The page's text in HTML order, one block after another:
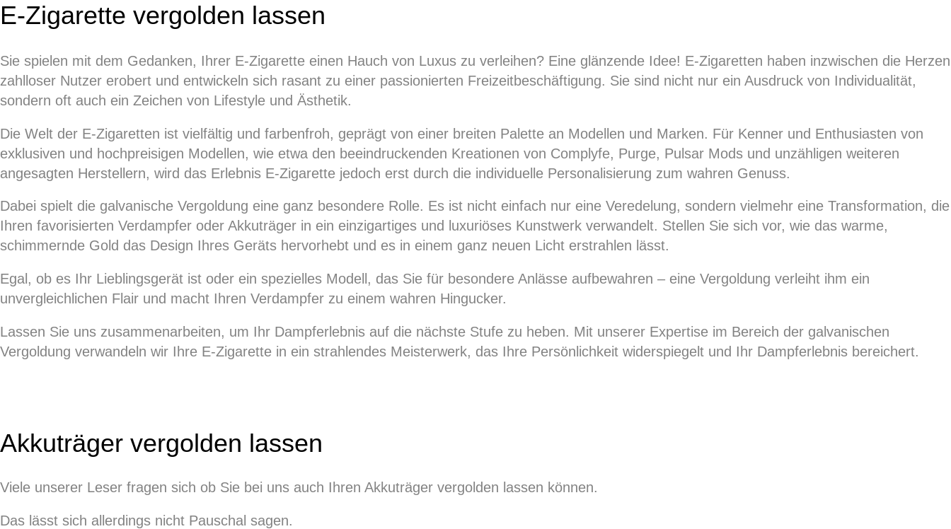
E-Zigarette vergolden lassen
Sie spielen mit dem Gedanken, Ihrer E-Zigarette einen Hauch von Luxus zu verleihen? Eine glänzende Idee! E-Zigaretten haben inzwischen die Herzen
zahlloser Nutzer erobert und entwickeln sich rasant zu einer passionierten Freizeitbeschäftigung. Sie sind nicht nur ein Ausdruck von Individualität,
sondern oft auch ein Zeichen von Lifestyle und Ästhetik.
Die Welt der E-Zigaretten ist vielfältig und farbenfroh, geprägt von einer breiten Palette an Modellen und Marken. Für Kenner und Enthusiasten von
exklusiven und hochpreisigen Modellen, wie etwa den beeindruckenden Kreationen von Complyfe, Purge, Pulsar Mods und unzähligen weiteren
angesagten Herstellern, wird das Erlebnis E-Zigarette jedoch erst durch die individuelle Personalisierung zum wahren Genuss.
Dabei spielt die galvanische Vergoldung eine ganz besondere Rolle. Es ist nicht einfach nur eine Veredelung, sondern vielmehr eine Transformation, die
Ihren favorisierten Verdampfer oder Akkuträger in ein einzigartiges und luxuriöses Kunstwerk verwandelt. Stellen Sie sich vor, wie das warme,
schimmernde Gold das Design Ihres Geräts hervorhebt und es in einem ganz neuen Licht erstrahlen lässt.
Egal, ob es Ihr Lieblingsgerät ist oder ein spezielles Modell, das Sie für besondere Anlässe aufbewahren – eine Vergoldung verleiht ihm ein
unvergleichlichen Flair und macht Ihren Verdampfer zu einem wahren Hingucker.
Lassen Sie uns zusammenarbeiten, um Ihr Dampferlebnis auf die nächste Stufe zu heben. Mit unserer Expertise im Bereich der galvanischen
Vergoldung verwandeln wir Ihre E-Zigarette in ein strahlendes Meisterwerk, das Ihre Persönlichkeit widerspiegelt und Ihr Dampferlebnis bereichert.
Akkuträger vergolden lassen
Viele unserer Leser fragen sich ob Sie bei uns auch Ihren Akkuträger vergolden lassen können.
Das lässt sich allerdings nicht Pauschal sagen.